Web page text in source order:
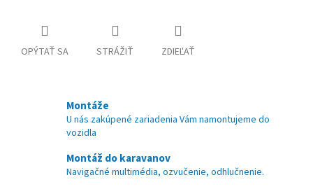
OPÝTAŤ SA STRÁŽIŤ ZDIEĽAŤ
Montáže
U nás zakúpené zariadenia Vám namontujeme do
vozidla
Montáž do karavanov
Navigačné multimédia, ozvučenie, odhlučnenie.